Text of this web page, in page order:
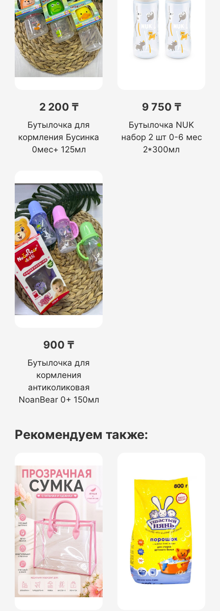
2 200 ₸
Бутылочка для
кормления Бусинка
0мес+ 125мл
9 750 ₸
Бутылочка NUK
набор 2 шт 0-6 мес
2*300мл
900 ₸
Бутылочка для
кормления
антиколиковая
NoanBear 0+ 150мл
Рекомендуем также: